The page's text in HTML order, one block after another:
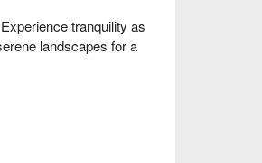
tranquility as
landscapes for a